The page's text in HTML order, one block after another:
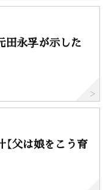
田永孚が示した
父は娘をこう育